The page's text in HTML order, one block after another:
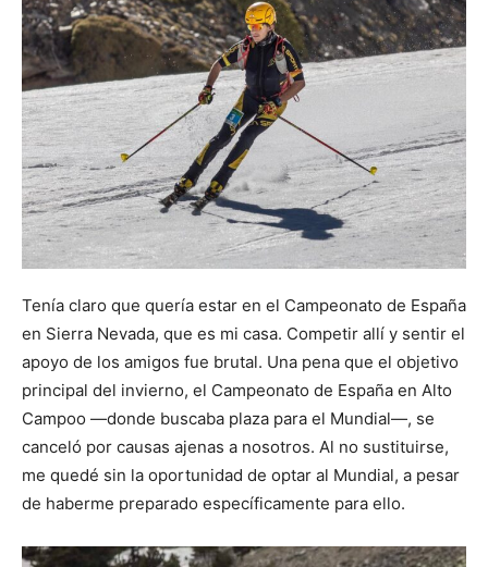
Tenía claro que quería estar en el Campeonato de España
en Sierra Nevada, que es mi casa. Competir allí y sentir el
apoyo de los amigos fue brutal. Una pena que el objetivo
principal del invierno, el Campeonato de España en Alto
Campoo —donde buscaba plaza para el Mundial—, se
canceló por causas ajenas a nosotros. Al no sustituirse,
me quedé sin la oportunidad de optar al Mundial, a pesar
de haberme preparado específicamente para ello.